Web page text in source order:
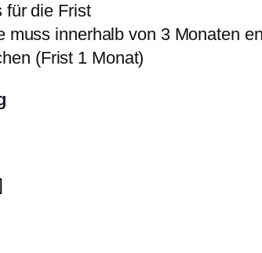
für die Frist
muss innerhalb von 3 Monaten
(Frist 1 Monat)